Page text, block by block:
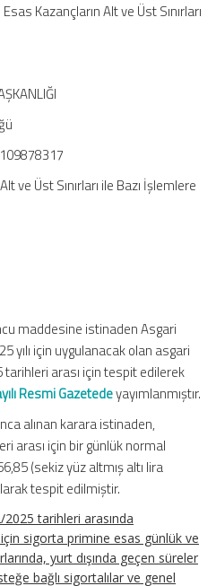
Kazançların Alt ve Üst Sınırları
ve Üst Sınırları ile Bazı İşlemlere
maddesine istinaden Asgari
yılı için uygulanacak olan asgari
arası için tespit edilerek
Resmi Gazetedeyayımlanmıştır.
alınan karara istinaden,
arası için bir günlük normal
(sekiz yüz altmış altı lira
tespit edilmiştir.
tarihleri arasında
sigorta primine esas günlük ve
yurt dışında geçen süreler
bağlı sigortalılar ve genel